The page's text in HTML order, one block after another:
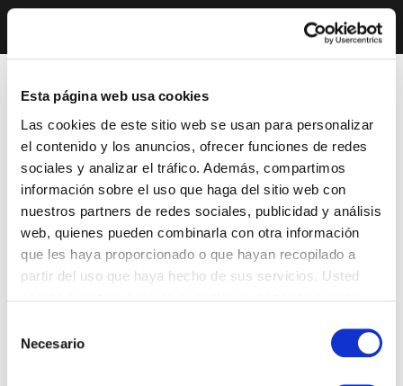
Esta página web usa cookies
Las cookies de este sitio web se usan para personalizar
el contenido y los anuncios, ofrecer funciones de redes
sociales y analizar el tráfico. Además, compartimos
información sobre el uso que haga del sitio web con
nuestros partners de redes sociales, publicidad y análisis
web, quienes pueden combinarla con otra información
que les haya proporcionado o que hayan recopilado a
partir del uso que haya hecho de sus servicios. Usted
Necesario